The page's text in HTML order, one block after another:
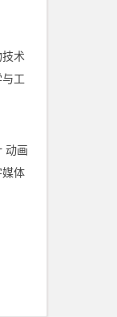
技术
工
动画
媒体